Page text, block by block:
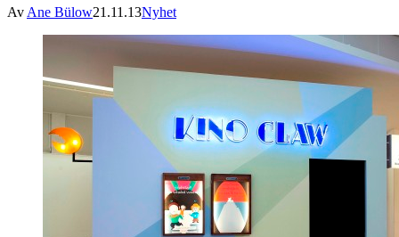
AvAne Bülow21.11.13Nyhet